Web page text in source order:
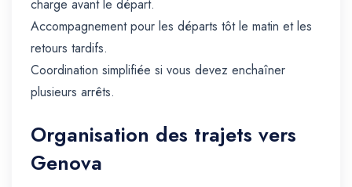
charge avant le départ.
Accompagnement pour les départs tôt le matin et les
retours tardifs.
Coordination simplifiée si vous devez enchaîner
plusieurs arrêts.
Organisation des trajets vers
Genova